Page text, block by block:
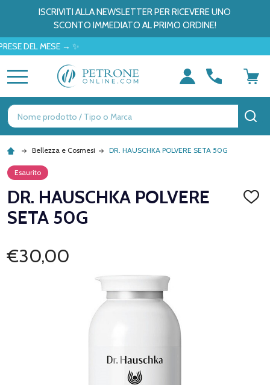
ISCRIVITI ALLA NEWSLETTER PER RICEVERE UNO
SCONTO IMMEDIATO AL PRIMO ORDINE!
MESE → ✨
Ricerca
Bellezza e Cosmesi DR. HAUSCHKA POLVERE SETA 50G
Esaurito
DR. HAUSCHKA POLVERE
SETA 50G
€30,00